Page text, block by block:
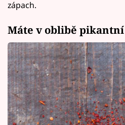
zápach.
Máte v oblibě